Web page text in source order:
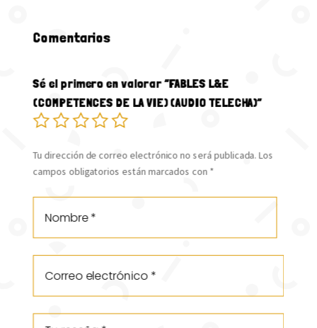
Comentarios
Sé el primero en valorar “FABLES L&E
(COMPETENCES DE LA VIE) (AUDIO TELECHA)”
Tu dirección de correo electrónico no será publicada. Los
campos obligatorios están marcados con *